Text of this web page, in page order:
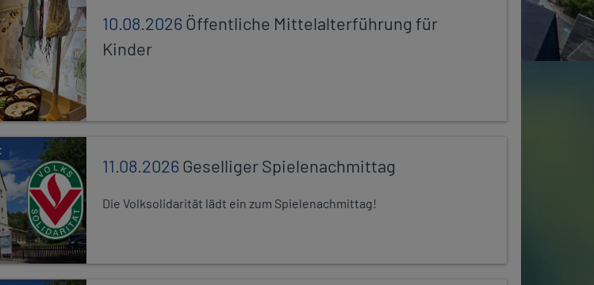
10.08.2026Öffentliche Mittelalterführung für
Kinder
11.08.2026Geselliger Spielenachmittag
Die Volksolidarität lädt ein zum Spielenachmittag!